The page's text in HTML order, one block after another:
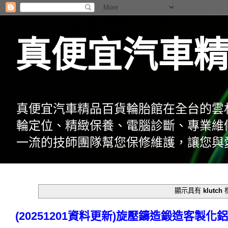
真便宜汽車
真便宜汽車精品百貨輪胎館在全台的
輪定位、精緻保養、電腦診斷、專業
一流的技師團隊幫您保修維護，讓您
顯示具有 klutch
(20251201資料更新)旋壓鑄造鍛造客製化